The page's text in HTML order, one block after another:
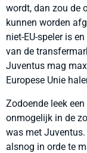
wordt, dan zou de
kunnen worden
niet-EU-speler is
van de
Juventus mag
Europese Unie
Zodoende leek
onmogelijk in de
was met
alsnog in orde te